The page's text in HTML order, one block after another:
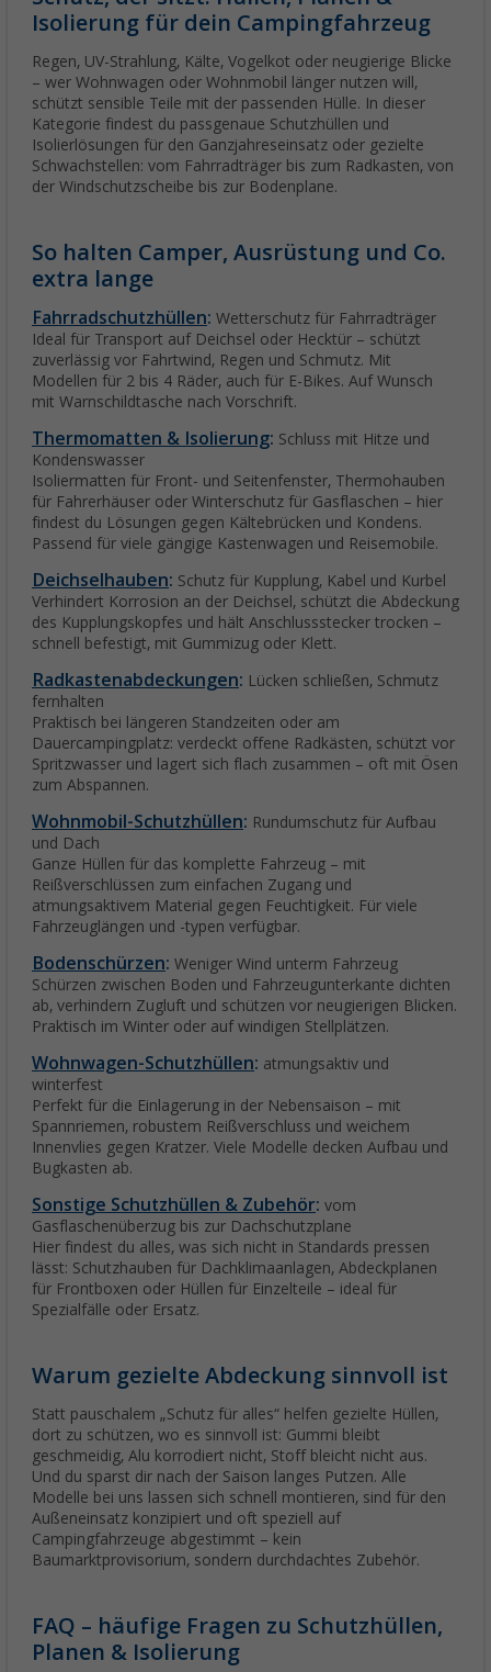
Isolierung für dein Campingfahrzeug
Regen, UV-Strahlung, Kälte, Vogelkot oder neugierige Blicke
– wer Wohnwagen oder Wohnmobil länger nutzen will,
schützt sensible Teile mit der passenden Hülle. In dieser
Kategorie findest du passgenaue Schutzhüllen und
Isolierlösungen für den Ganzjahreseinsatz oder gezielte
Schwachstellen: vom Fahrradträger bis zum Radkasten, von
der Windschutzscheibe bis zur Bodenplane.
So halten Camper, Ausrüstung und Co.
extra lange
Fahrradschutzhüllen: Wetterschutz für Fahrradträger
Ideal für Transport auf Deichsel oder Hecktür – schützt
zuverlässig vor Fahrtwind, Regen und Schmutz. Mit
Modellen für 2 bis 4 Räder, auch für E-Bikes. Auf Wunsch
mit Warnschildtasche nach Vorschrift.
Thermomatten & Isolierung: Schluss mit Hitze und
Kondenswasser
Isoliermatten für Front- und Seitenfenster, Thermohauben
für Fahrerhäuser oder Winterschutz für Gasflaschen – hier
findest du Lösungen gegen Kältebrücken und Kondens.
Passend für viele gängige Kastenwagen und Reisemobile.
Deichselhauben: Schutz für Kupplung, Kabel und Kurbel
Verhindert Korrosion an der Deichsel, schützt die Abdeckung
des Kupplungskopfes und hält Anschlussstecker trocken –
schnell befestigt, mit Gummizug oder Klett.
Radkastenabdeckungen: Lücken schließen, Schmutz
fernhalten
Praktisch bei längeren Standzeiten oder am
Dauercampingplatz: verdeckt offene Radkästen, schützt vor
Spritzwasser und lagert sich flach zusammen – oft mit Ösen
zum Abspannen.
Wohnmobil-Schutzhüllen: Rundumschutz für Aufbau
und Dach
Ganze Hüllen für das komplette Fahrzeug – mit
Reißverschlüssen zum einfachen Zugang und
atmungsaktivem Material gegen Feuchtigkeit. Für viele
Fahrzeuglängen und -typen verfügbar.
Bodenschürzen: Weniger Wind unterm Fahrzeug
Schürzen zwischen Boden und Fahrzeugunterkante dichten
ab, verhindern Zugluft und schützen vor neugierigen Blicken.
Praktisch im Winter oder auf windigen Stellplätzen.
Wohnwagen-Schutzhüllen: atmungsaktiv und
winterfest
Perfekt für die Einlagerung in der Nebensaison – mit
Spannriemen, robustem Reißverschluss und weichem
Innenvlies gegen Kratzer. Viele Modelle decken Aufbau und
Bugkasten ab.
Sonstige Schutzhüllen & Zubehör: vom
Gasflaschenüberzug bis zur Dachschutzplane
Hier findest du alles, was sich nicht in Standards pressen
lässt: Schutzhauben für Dachklimaanlagen, Abdeckplanen
für Frontboxen oder Hüllen für Einzelteile – ideal für
Spezialfälle oder Ersatz.
Warum gezielte Abdeckung sinnvoll ist
Statt pauschalem „Schutz für alles“ helfen gezielte Hüllen,
dort zu schützen, wo es sinnvoll ist: Gummi bleibt
geschmeidig, Alu korrodiert nicht, Stoff bleicht nicht aus.
Und du sparst dir nach der Saison langes Putzen. Alle
Modelle bei uns lassen sich schnell montieren, sind für den
Außeneinsatz konzipiert und oft speziell auf
Campingfahrzeuge abgestimmt – kein
Baumarktprovisorium, sondern durchdachtes Zubehör.
FAQ – häufige Fragen zu Schutzhüllen,
Planen & Isolierung